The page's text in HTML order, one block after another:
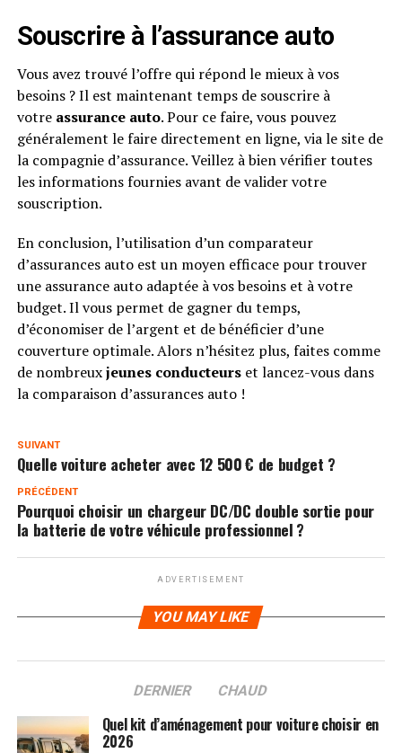
Souscrire à l’assurance auto
Vous avez trouvé l’offre qui répond le mieux à vos
besoins ? Il est maintenant temps de souscrire à
votre assurance auto. Pour ce faire, vous pouvez
généralement le faire directement en ligne, via le site de
la compagnie d’assurance. Veillez à bien vérifier toutes
les informations fournies avant de valider votre
souscription.
En conclusion, l’utilisation d’un comparateur
d’assurances auto est un moyen efficace pour trouver
une assurance auto adaptée à vos besoins et à votre
budget. Il vous permet de gagner du temps,
d’économiser de l’argent et de bénéficier d’une
couverture optimale. Alors n’hésitez plus, faites comme
de nombreuxjeunes conducteurset lancez-vous dans
la comparaison d’assurances auto !
SUIVANT
Quelle voiture acheter avec 12 500 € de budget ?
PRÉCÉDENT
Pourquoi choisir un chargeur DC/DC double sortie pour
la batterie de votre véhicule professionnel ?
ADVERTISEMENT
YOU MAY LIKE
DERNIER CHAUD
Quel kit d’aménagement pour voiture choisir en
2026